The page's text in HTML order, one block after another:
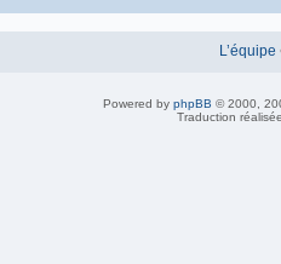
L’équipe
Powered by phpBB © 2000,
Traduction